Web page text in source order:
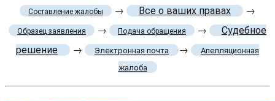
Составление жалобы → Все о ваших правах →
Образец заявления → Подача обращения →
Судебное
решение
→ Электронная почта →
Апелляционная
жалоба